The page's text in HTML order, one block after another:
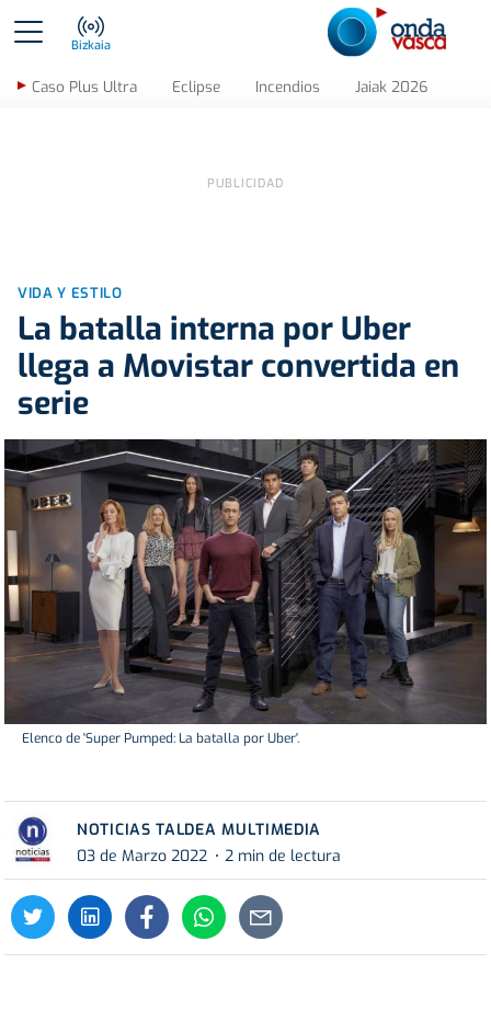
Bizkaia
Caso Plus Ultra Eclipse Incendios Jaiak 2026
VIDA Y ESTILO
La batalla interna por Uber
llega a Movistar convertida en
serie
Elenco de 'Super Pumped: La batalla por Uber'.
NOTICIAS TALDEA MULTIMEDIA
03 de Marzo 2022
2 min de lectura